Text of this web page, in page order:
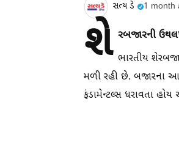
સત્ય ડે 1 month
શે રબજારની
ભારતીય
મળી રહી છે. બજારના
ફંડામેન્ટલ્સ ધરાવતા